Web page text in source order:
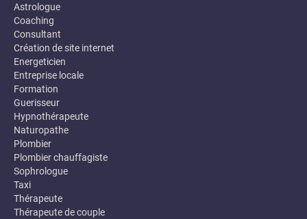
Astrologue
Coaching
Consultant
Création de site internet
Energeticien
Entreprise locale
Formation
Guerisseur
Hypnothérapeute
Naturopathe
Plombier
Plombier chauffagiste
Sophrologue
Taxi
Thérapeute
Thérapeute de couple